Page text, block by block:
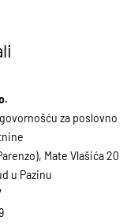
za poslovno
Mate Vlašića 20
u Pazinu